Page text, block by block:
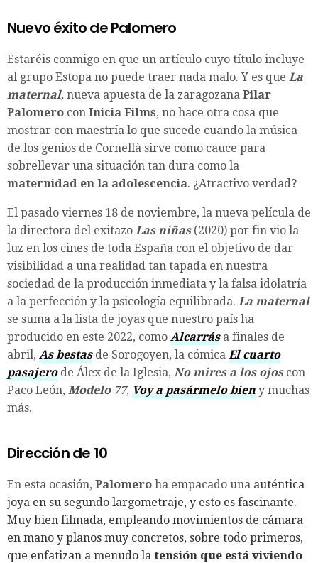
Nuevo éxito de Palomero
Estaréis conmigo en que un artículo cuyo título incluye
al grupo Estopa no puede traer nada malo. Y es que La
maternal, nueva apuesta de la zaragozana Pilar
Palomero con Inicia Films, no hace otra cosa que
mostrar con maestría lo que sucede cuando la música
de los genios de Cornellà sirve como cauce para
sobrellevar una situación tan dura como la
maternidad en la adolescencia. ¿Atractivo verdad?
El pasado viernes 18 de noviembre, la nueva película de
la directora del exitazo Las niñas (2020) por fin vio la
luz en los cines de toda España con el objetivo de dar
visibilidad a una realidad tan tapada en nuestra
sociedad de la producción inmediata y la falsa idolatría
a la perfección y la psicología equilibrada. La maternal
se suma a la lista de joyas que nuestro país ha
producido en este 2022, como Alcarrás a finales de
abril, As bestas de Sorogoyen, la cómica El cuarto
pasajero de Álex de la Iglesia, No mires a los ojos con
Paco León, Modelo 77, Voy a pasármelo bien y muchas
más.
Dirección de 10
En esta ocasión, Palomero ha empacado una auténtica
joya en su segundo largometraje, y esto es fascinante.
Muy bien filmada, empleando movimientos de cámara
en mano y planos muy concretos, sobre todo primeros,
que enfatizan a menudo la tensión que está viviendo